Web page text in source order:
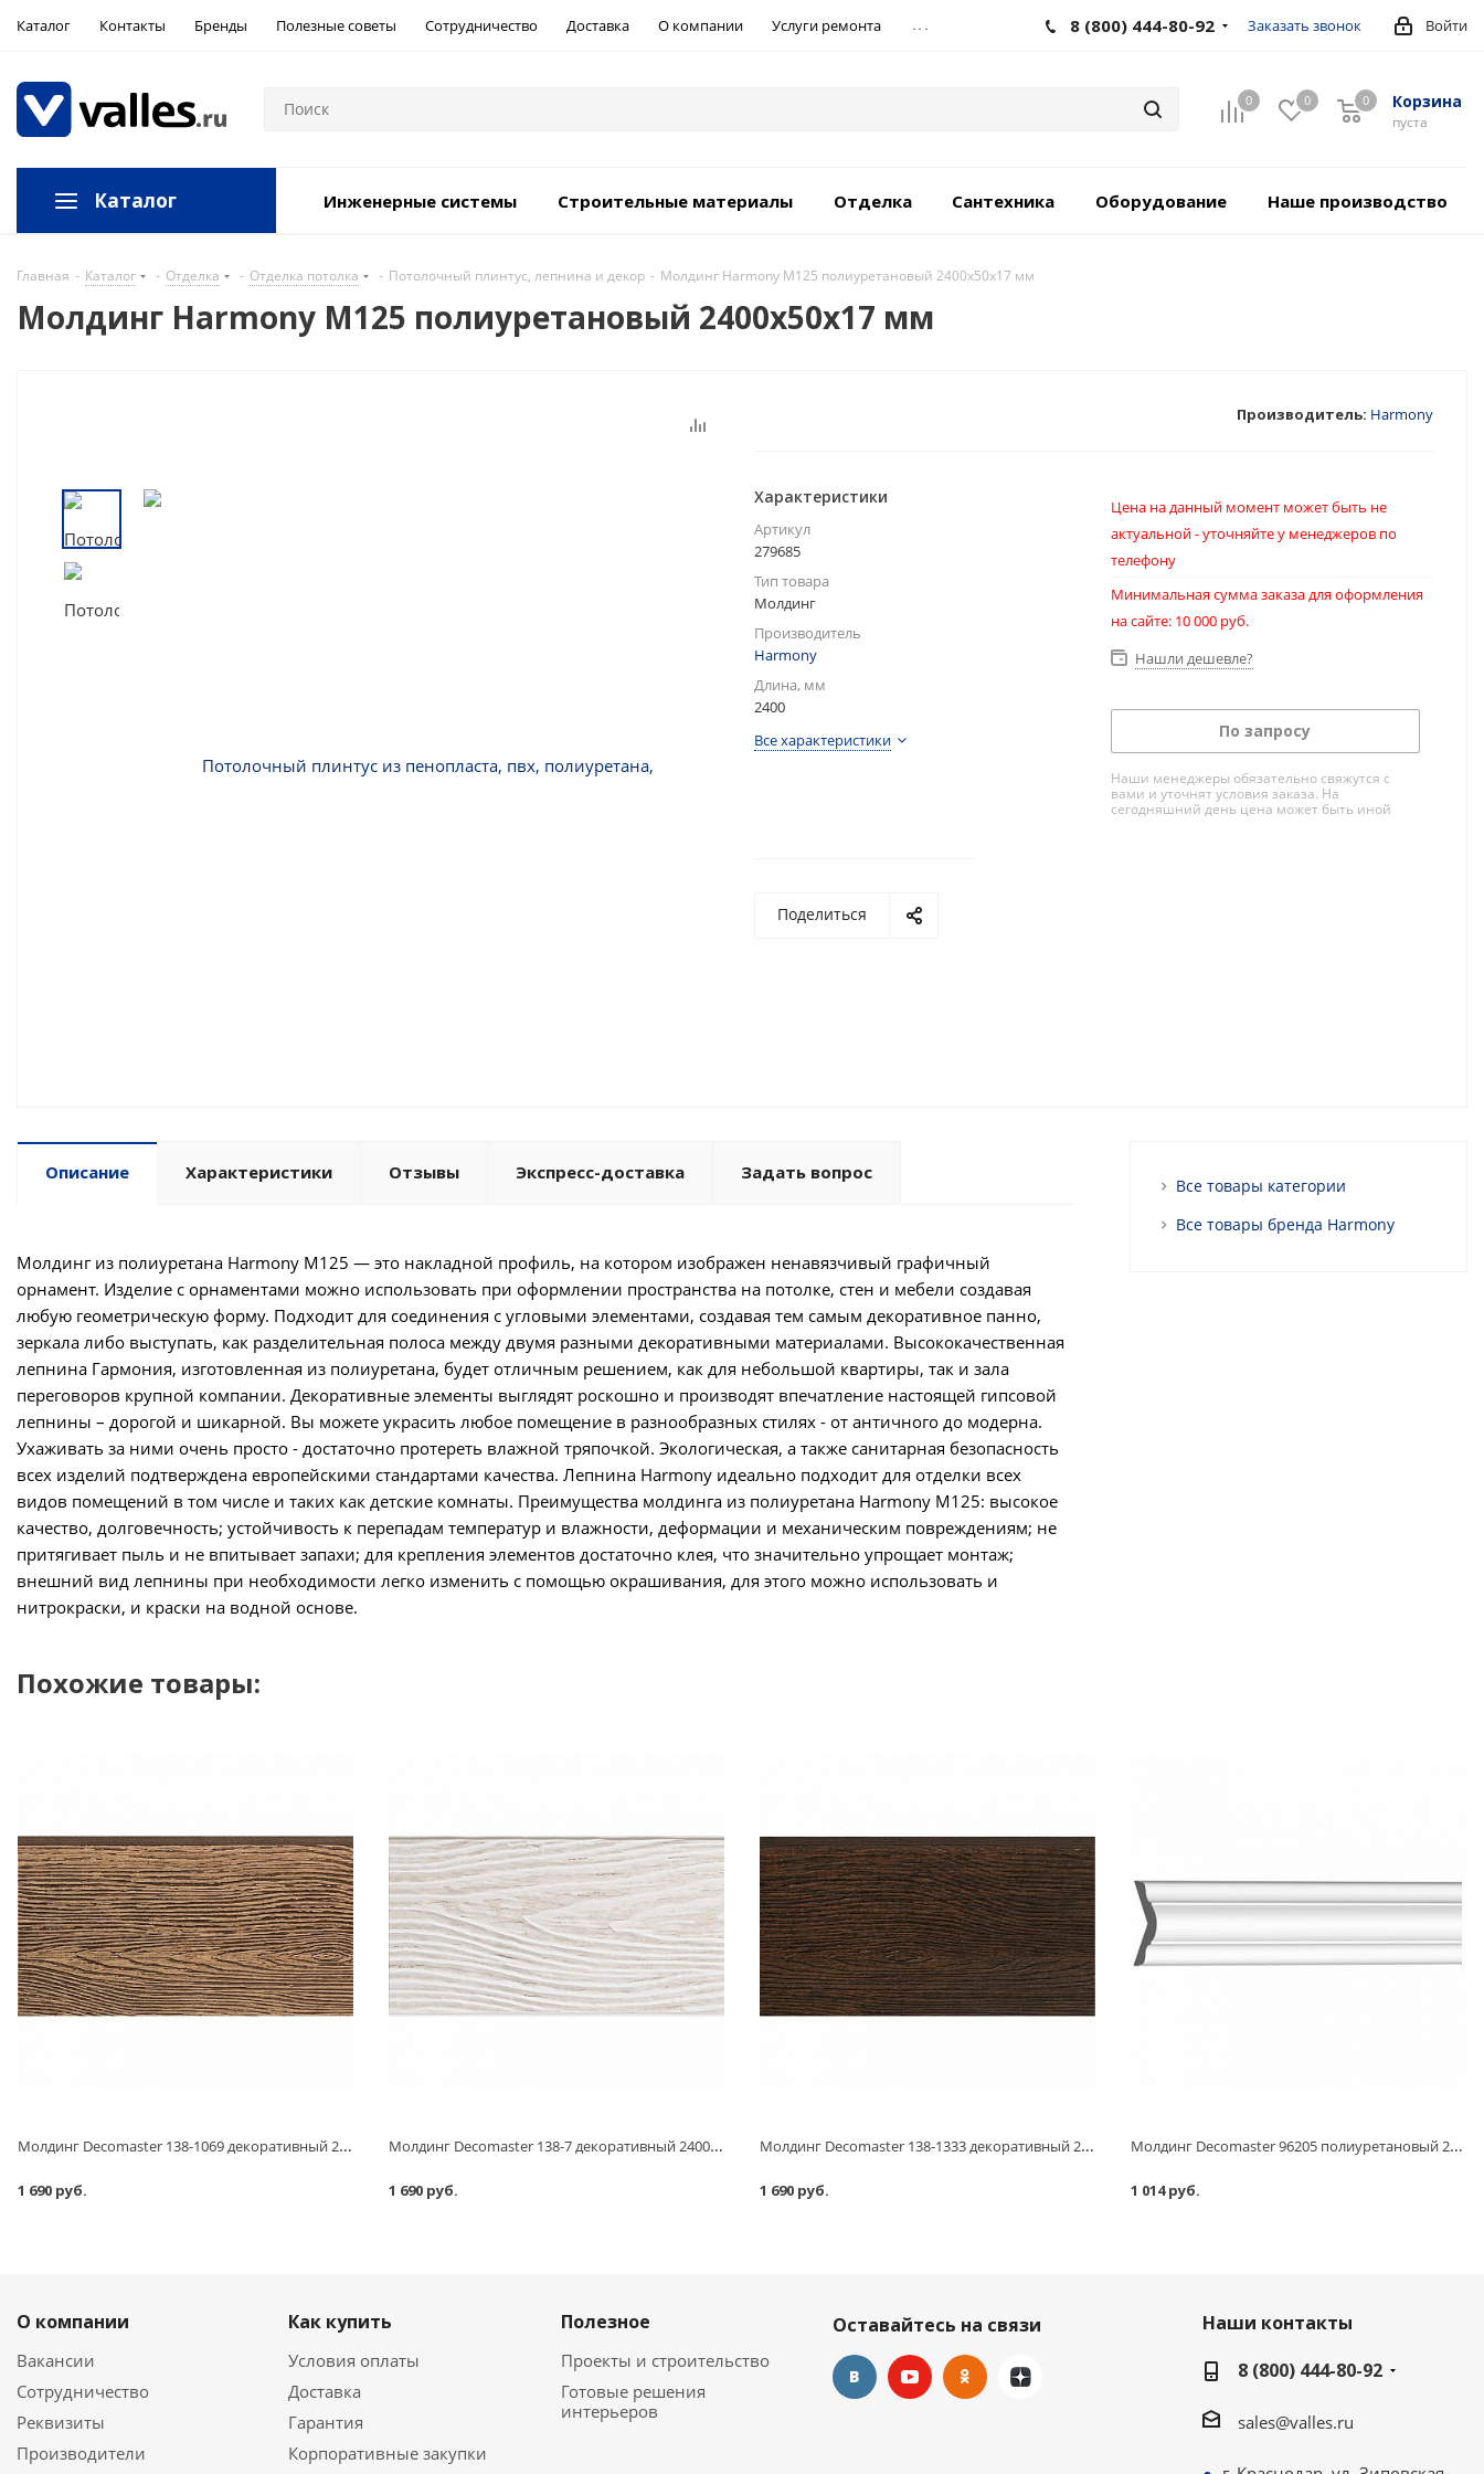
Каталог Контакты Бренды Полезные советы Сотрудничество Доставка О компании Услуги ремонта ... Войти
8 (800) 444-80-92 Заказать звонок
0 0 Корзина
пуста
0
Каталог Инженерные системы Строительные материалы Отделка Сантехника Оборудование Наше производство
Главная - Каталог - Отделка - Отделка потолка - Потолочный плинтус, лепнина и декор - Молдинг Harmony М125 полиуретановый 2400х50х17 мм
Молдинг Harmony М125 полиуретановый 2400х50х17 мм
Производитель: Harmony
Характеристики
Артикул
279685
Тип товара
Молдинг
Производитель
Harmony
Длина, мм
2400
Все характеристики
Цена на данный момент может быть не
актуальной - уточняйте у менеджеров по
телефону
Минимальная сумма заказа для оформления
на сайте: 10 000 руб.
Нашли дешевле?
По запросу
Наши менеджеры обязательно свяжутся с
вами и уточнят условия заказа. На
сегодняшний день цена может быть иной
Поделиться
Описание Характеристики Отзывы Экспресс-доставка Задать вопрос
Молдинг из полиуретана Harmony М125 — это накладной профиль, на котором изображен ненавязчивый графичный
орнамент. Изделие с орнаментами можно использовать при оформлении пространства на потолке, стен и мебели создавая
любую геометрическую форму. Подходит для соединения с угловыми элементами, создавая тем самым декоративное панно,
зеркала либо выступать, как разделительная полоса между двумя разными декоративными материалами. Высококачественная
лепнина Гармония, изготовленная из полиуретана, будет отличным решением, как для небольшой квартиры, так и зала
переговоров крупной компании. Декоративные элементы выглядят роскошно и производят впечатление настоящей гипсовой
лепнины – дорогой и шикарной. Вы можете украсить любое помещение в разнообразных стилях - от античного до модерна.
Ухаживать за ними очень просто - достаточно протереть влажной тряпочкой. Экологическая, а также санитарная безопасность
всех изделий подтверждена европейскими стандартами качества. Лепнина Harmony идеально подходит для отделки всех
видов помещений в том числе и таких как детские комнаты. Преимущества молдинга из полиуретана Harmony М125: высокое
качество, долговечность; устойчивость к перепадам температур и влажности, деформации и механическим повреждениям; не
притягивает пыль и не впитывает запахи; для крепления элементов достаточно клея, что значительно упрощает монтаж;
внешний вид лепнины при необходимости легко изменить с помощью окрашивания, для этого можно использовать и
нитрокраски, и краски на водной основе.
Все товары категории
Все товары бренда Harmony
Похожие товары:
Молдинг Decomaster 138-1069 декоративный 2400х150х6 мм
1 690 руб.
Молдинг Decomaster 138-7 декоративный 2400х150х6 мм
1 690 руб.
Молдинг Decomaster 138-1333 декоративный 2400х150х6 мм
1 690 руб.
Молдинг Decomaster 96205 полиуретановый 2400х35х35 мм
1 014 руб.
О компании
Вакансии
Сотрудничество
Реквизиты
Производители
Как купить
Условия оплаты
Доставка
Гарантия
Корпоративные закупки
Полезное
Проекты и строительство
Готовые решения
интерьеров
Оставайтесь на связи
Наши контакты
8 (800) 444-80-92
sales@valles.ru